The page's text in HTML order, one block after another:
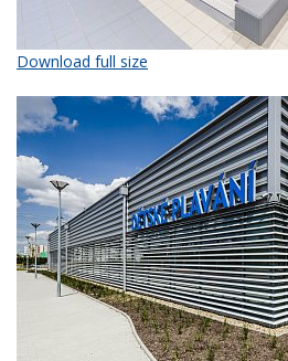
Download full size